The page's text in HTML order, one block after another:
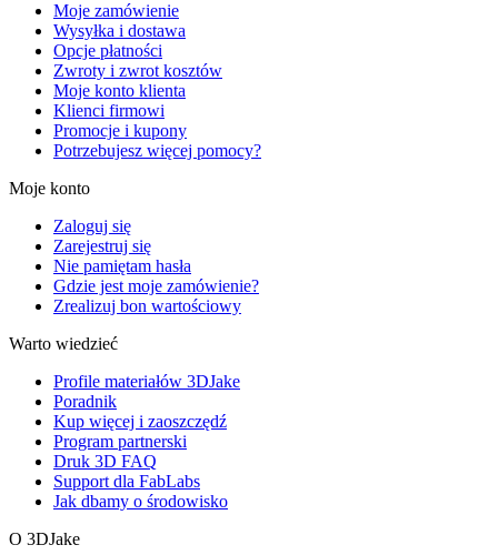
Moje zamówienie
Wysyłka i dostawa
Opcje płatności
Zwroty i zwrot kosztów
Moje konto klienta
Klienci firmowi
Promocje i kupony
Potrzebujesz więcej pomocy?
Moje konto
Zaloguj się
Zarejestruj się
Nie pamiętam hasła
Gdzie jest moje zamówienie?
Zrealizuj bon wartościowy
Warto wiedzieć
Profile materiałów 3DJake
Poradnik
Kup więcej i zaoszczędź
Program partnerski
Druk 3D FAQ
Support dla FabLabs
Jak dbamy o środowisko
O 3DJake